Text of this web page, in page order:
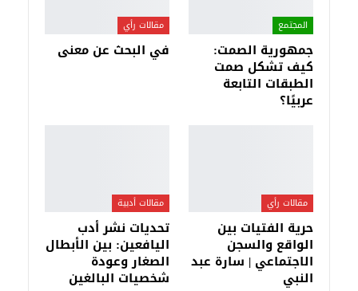
المجتمع
جمهورية الصمت:
كيف تشكل صمت
الطبقات التابعة
عربيًا؟
مقالات رأي
في البحث عن معنى
مقالات رأي
حرية الفتيات بين
الواقع والسجن
الاجتماعي | سارة عبد
النبي
مقالات أدبية
تحديات نشر أدب
اليافعين: بين الأبطال
الصغار وعودة
شخصيات البالغين